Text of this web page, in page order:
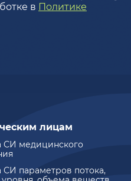
в Политике
лицам
СИ медицинского
СИ параметров потока,